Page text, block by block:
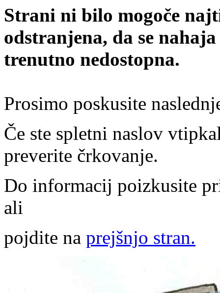
Strani ni bilo mogoče
odstranjena, da se
trenutno nedostopna.
Prosimo poskusite
Če ste spletni naslov
preverite črkovanje.
Do informacij poizkusite
ali
pojdite na prejšnjo stran.